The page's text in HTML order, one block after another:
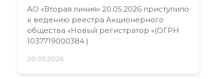
АО «Вторая линия» 20.05.2026 приступило
к ведению реестра Акционерного
общества «Новый регистратор «(ОГРН
1037719000384 )
20.05.2026